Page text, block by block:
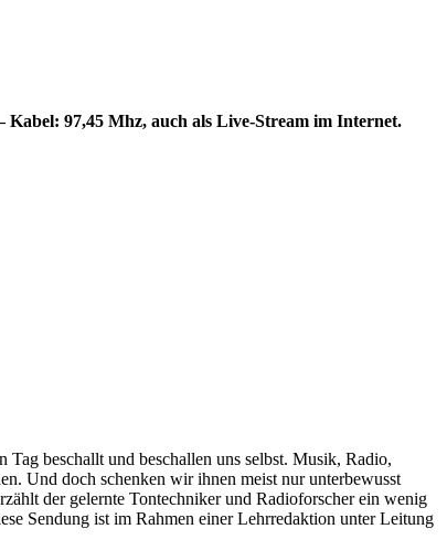
Kabel: 97,45 Mhz, auch als Live-Stream im Internet.
beschallt und beschallen uns selbst. Musik, Radio,
Und doch schenken wir ihnen meist nur unterbewusst
der gelernte Tontechniker und Radioforscher ein wenig
Sendung ist im Rahmen einer Lehrredaktion unter Leitung